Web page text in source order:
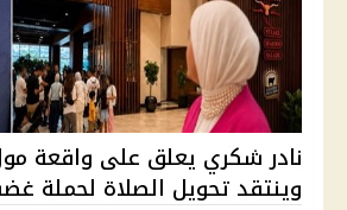
نادر شكري يعلق على واقعة
وينتقد تحويل الصلاة لحملة